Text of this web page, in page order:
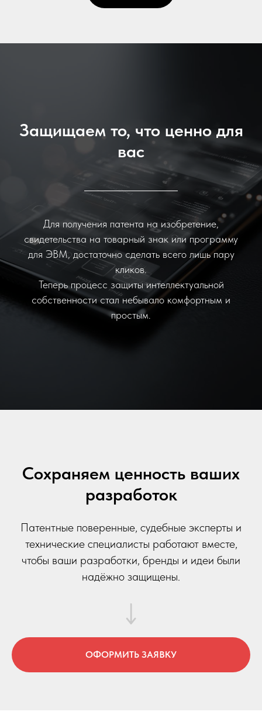
Защищаем то, что ценно для
вас
Для получения патента на изобретение,
свидетельства на товарный знак или программу
для ЭВМ, достаточно сделать всего лишь пару
кликов.
Теперь процесс защиты интеллектуальной
собственности стал небывало комфортным и
простым.
Сохраняем ценность ваших
разработок
Патентные поверенные, судебные эксперты и
технические специалисты работают вместе,
чтобы ваши разработки, бренды и идеи были
надёжно защищены.
ОФОРМИТЬ ЗАЯВКУ